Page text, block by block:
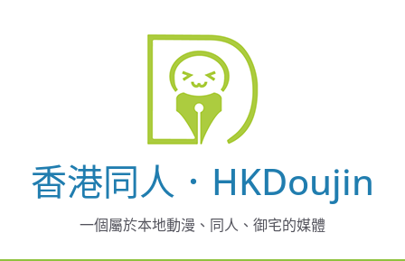
香港同人．HKDoujin
一個屬於本地動漫、同人、御宅的媒體